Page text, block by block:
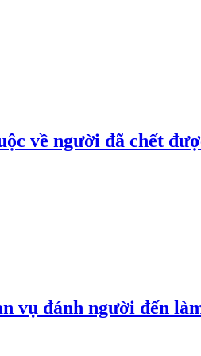
về người đã chết
vụ đánh người đến